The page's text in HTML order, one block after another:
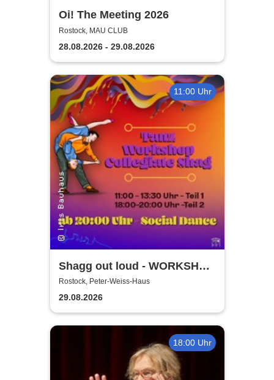
Oi! The Meeting 2026
Rostock, MAU CLUB
28.08.2026 - 29.08.2026
11:00 Uhr
Shagg out loud - WORKSHOP
+ Social Dance | Peter Weiss
Haus Rostock
Rostock, Peter-Weiss-Haus
29.08.2026
18:00 Uhr